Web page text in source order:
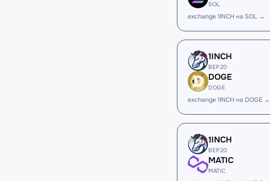
SOL
exchange 1INCH на SOL →
1INCH
BEP20
DOGE
DOGE
exchange 1INCH на DOGE →
1INCH
BEP20
MATIC
MATIC